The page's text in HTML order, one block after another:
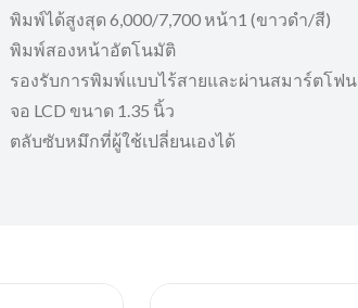
พิมพ์ได้สูงสุด 6,000/7,700 หน้า1 (ขาวดำ/สี)
พิมพ์สองหน้าอัตโนมัติ
รองรับการพิมพ์แบบไร้สายและผ่านสมาร์ตโฟน
จอ LCD ขนาด 1.35 นิ้ว
ตลับซับหมึกที่ผู้ใช้เปลี่ยนเองได้